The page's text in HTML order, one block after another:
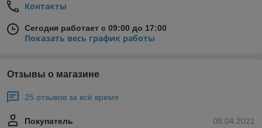
Контакты
Сегодня работает с 09:00 до 17:00
Показать весь график работы
Отзывы о магазине
25 отзывов за всё время
08.04.2021
Покупатель